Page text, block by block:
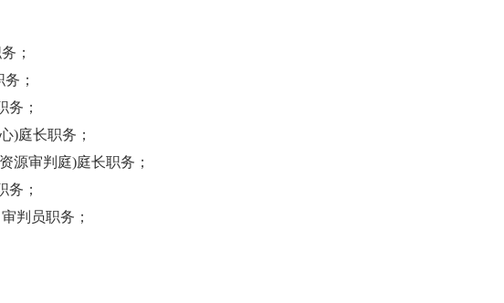
；
；
务；
)庭长职务；
源审判庭)庭长职务；
务；
判员职务；